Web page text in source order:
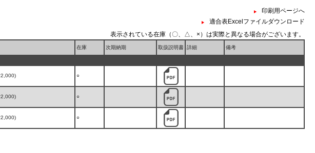
印刷用ページへ
適合表Excelファイルダウンロード
表示されている在庫（〇、△、×）は実際と異なる場合がございます。
在庫 次期納期 取扱説明書 詳細 備考
○
○
○